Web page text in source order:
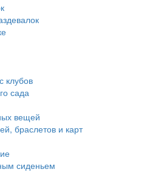
клубов
сада
вещей
браслетов и карт
сиденьем